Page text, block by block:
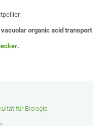
organic acid
.
für Biologie